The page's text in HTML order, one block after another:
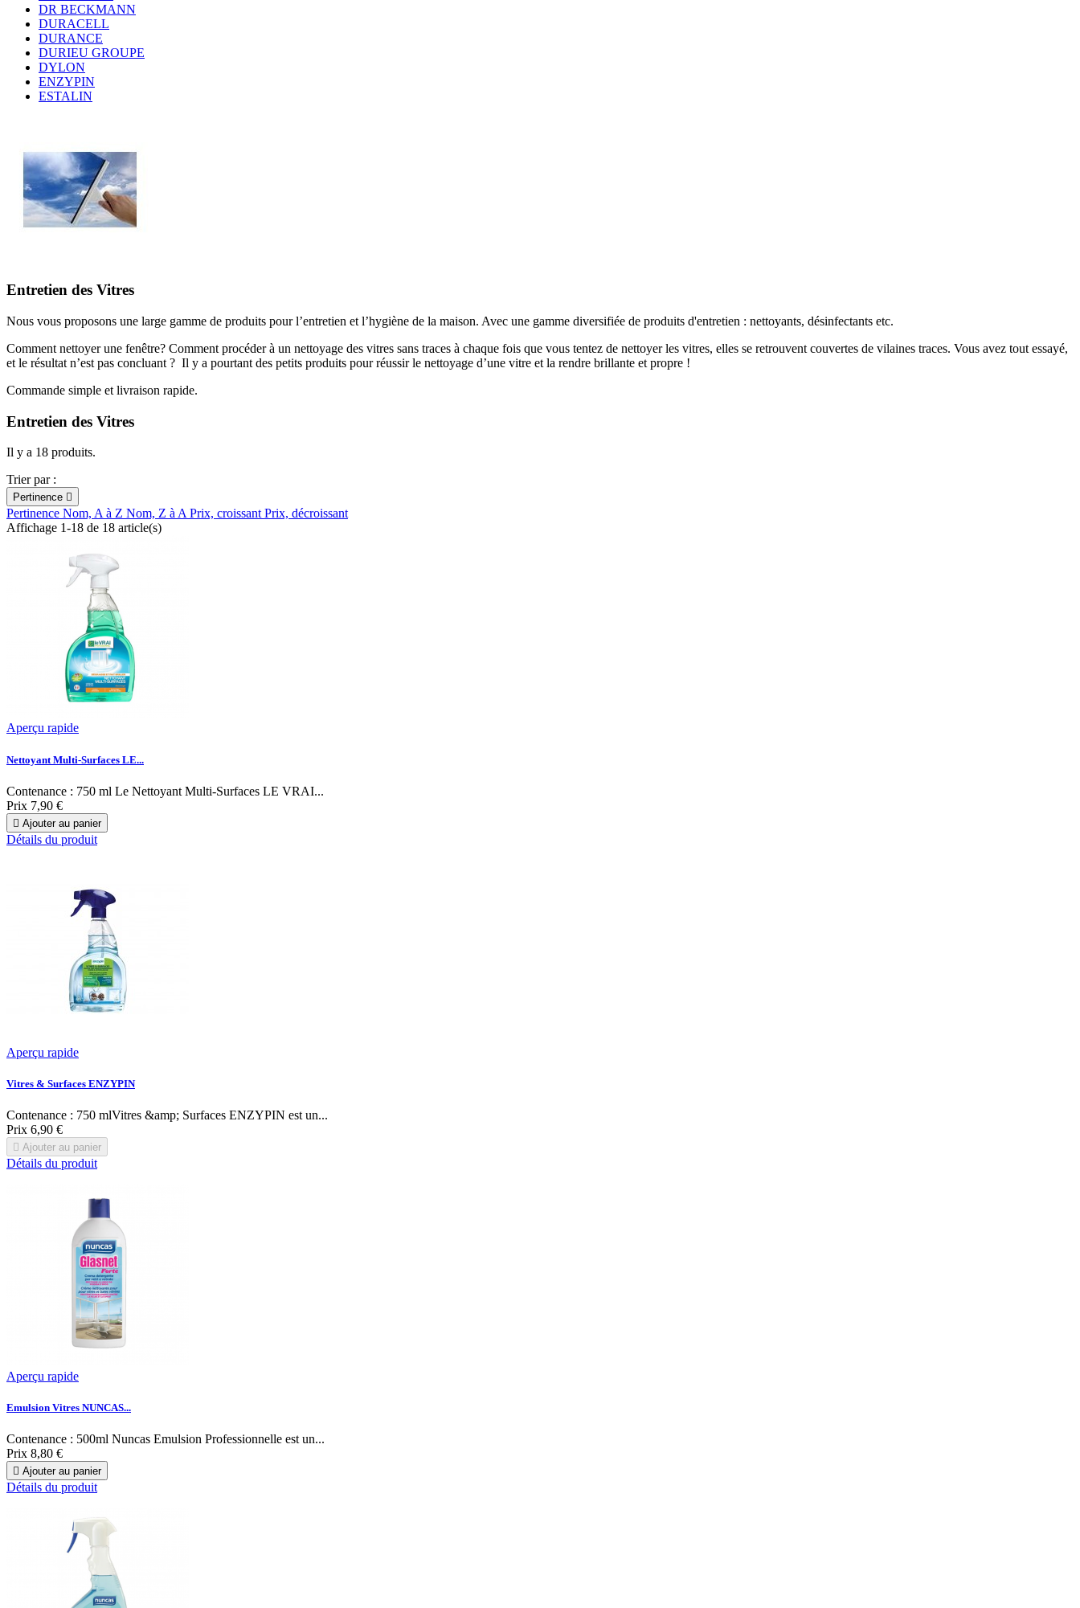
DR BECKMANN
DURACELL
DURANCE
DURIEU GROUPE
DYLON
ENZYPIN
ESTALIN
Entretien des Vitres
Nous vous proposons une large gamme de produits pour l’entretien et l’hygiène de la maison. Avec une gamme diversifiée de produits d'entretien : nettoyants, désinfectants etc.
Comment nettoyer une fenêtre? Comment procéder à un nettoyage des vitres sans traces à chaque fois que vous tentez de nettoyer les vitres, elles se retrouvent couvertes de vilaines traces. Vous avez tout essayé,
et le résultat n’est pas concluant ? Il y a pourtant des petits produits pour réussir le nettoyage d’une vitre et la rendre brillante et propre !
Commande simple et livraison rapide.
Entretien des Vitres
Il y a 18 produits.
Trier par :
Pertinence 
Pertinence Nom, A à Z Nom, Z à APrix, croissantPrix, décroissant
Affichage 1-18 de 18 article(s)
Aperçu rapide
Nettoyant Multi-Surfaces LE...
Contenance : 750 ml Le Nettoyant Multi-Surfaces LE VRAI...
Prix 7,90 €
 Ajouter au panier
Détails du produit
Aperçu rapide
Vitres & Surfaces ENZYPIN
Contenance : 750 mlVitres &amp; Surfaces ENZYPIN est un...
Prix 6,90 €
 Ajouter au panier
Détails du produit
Aperçu rapide
Emulsion Vitres NUNCAS...
Contenance : 500ml Nuncas Emulsion Professionnelle est un...
Prix 8,80 €
 Ajouter au panier
Détails du produit